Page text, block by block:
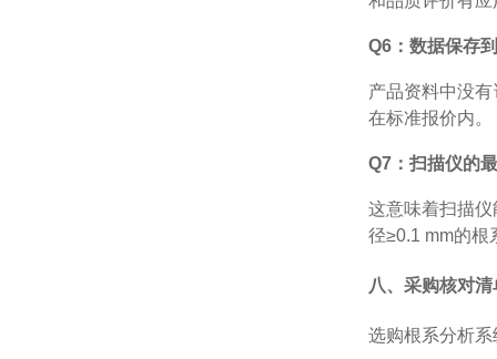
Q6：数据保存
产品资料中没
在标准报价内。
Q7：扫描仪的
这意味着扫描
径≥0.1 mm的根
八、采购核对清
选购根系分析